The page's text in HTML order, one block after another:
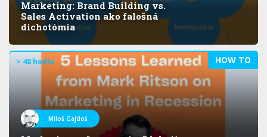
Marketing: Brand Building vs.
Sales Activation ako falošná
dichotómia
HOW TO
> 48 hodín
Miloš Gajdoš